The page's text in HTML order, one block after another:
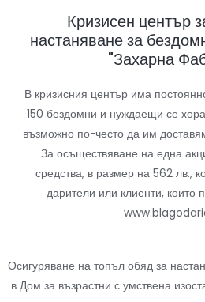
Кризисен център
настаняване за
"Захарна
В кризисния център има
150 бездомни и нуждаещи се
възможно по-често да им
За осъществяване на една
средства, в размер на 562 лв.,
дарители или клиенти, които
Осигуряване на топъл обяд за
в Дом за възрастни с умствена